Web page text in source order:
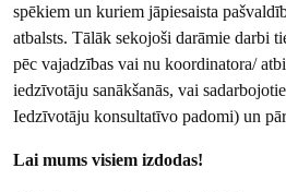
spēkiem un kuriem jāpiesaista
atbalsts. Tālāk sekojoši darāmie darbi
pēc vajadzības vai nu koordinatora/
iedzīvotāju sanākšanās, vai
Iedzīvotāju konsultatīvo padomi) un
Lai mums visiem izdodas!